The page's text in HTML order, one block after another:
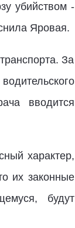
убийством -
Яровая.
За
вводится
характер,
их законные
будут